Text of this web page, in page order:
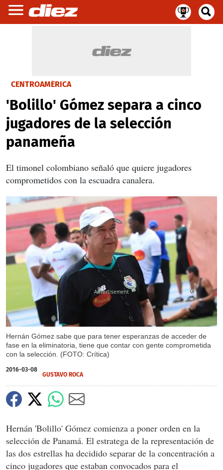
CENTROAMÉRICA
'Bolillo' Gómez separa a cinco
jugadores de la selección
panameña
El timonel colombiano señaló que quiere jugadores
comprometidos con la escuadra canalera.
Hernán Gómez sabe que para tener esperanzas de acceder de
fase en la eliminatoria, tiene que contar con gente comprometida
con la selección. (FOTO: Crítica)
X
2016-03-08
GUSTAVO ROCA
Hernán 'Bolillo' Gómez comienza a poner orden en la
selección de Panamá. El estratega de la representación de
las dos estrellas ha decidido separar de la concentración a
cinco jugadores que estaban convocados para el